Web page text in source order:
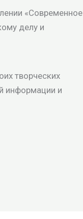
«Современное
делу и
творческих
информации и